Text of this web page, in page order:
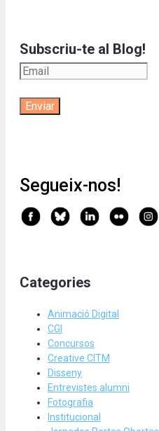
Subscriu-te al Blog!
Segueix-nos!
Categories
Animació Digital
CGI
Concursos
Creative CITM
Disseny
Entrevistes alumni
Fotografia
Institucional